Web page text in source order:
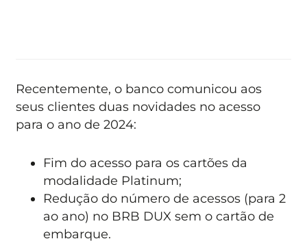
Recentemente, o banco comunicou aos
seus clientes duas novidades no acesso
para o ano de 2024:
Fim do acesso para os cartões da
modalidade Platinum;
Redução do número de acessos (para 2
ao ano) no BRB DUX sem o cartão de
embarque.